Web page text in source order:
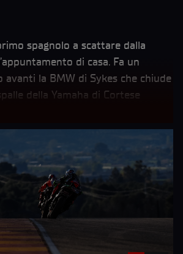
spagnolo a scattare dalla
di casa. Fa un
avanti la BMW di Sykes che chiude
della Yamaha di Cortese